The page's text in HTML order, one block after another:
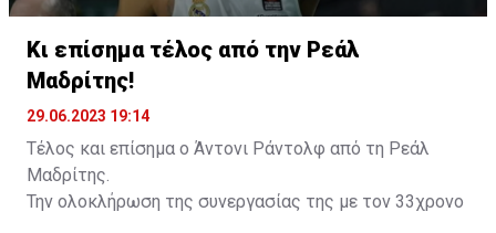
Κι επίσημα τέλος από την Ρεάλ
Μαδρίτης!
29.06.2023 19:14
Τέλος και επίσημα ο Άντονι Ράντολφ από τη Ρεάλ
Μαδρίτης.
Την ολοκλήρωση της συνεργασίας της με τον 33χρονο